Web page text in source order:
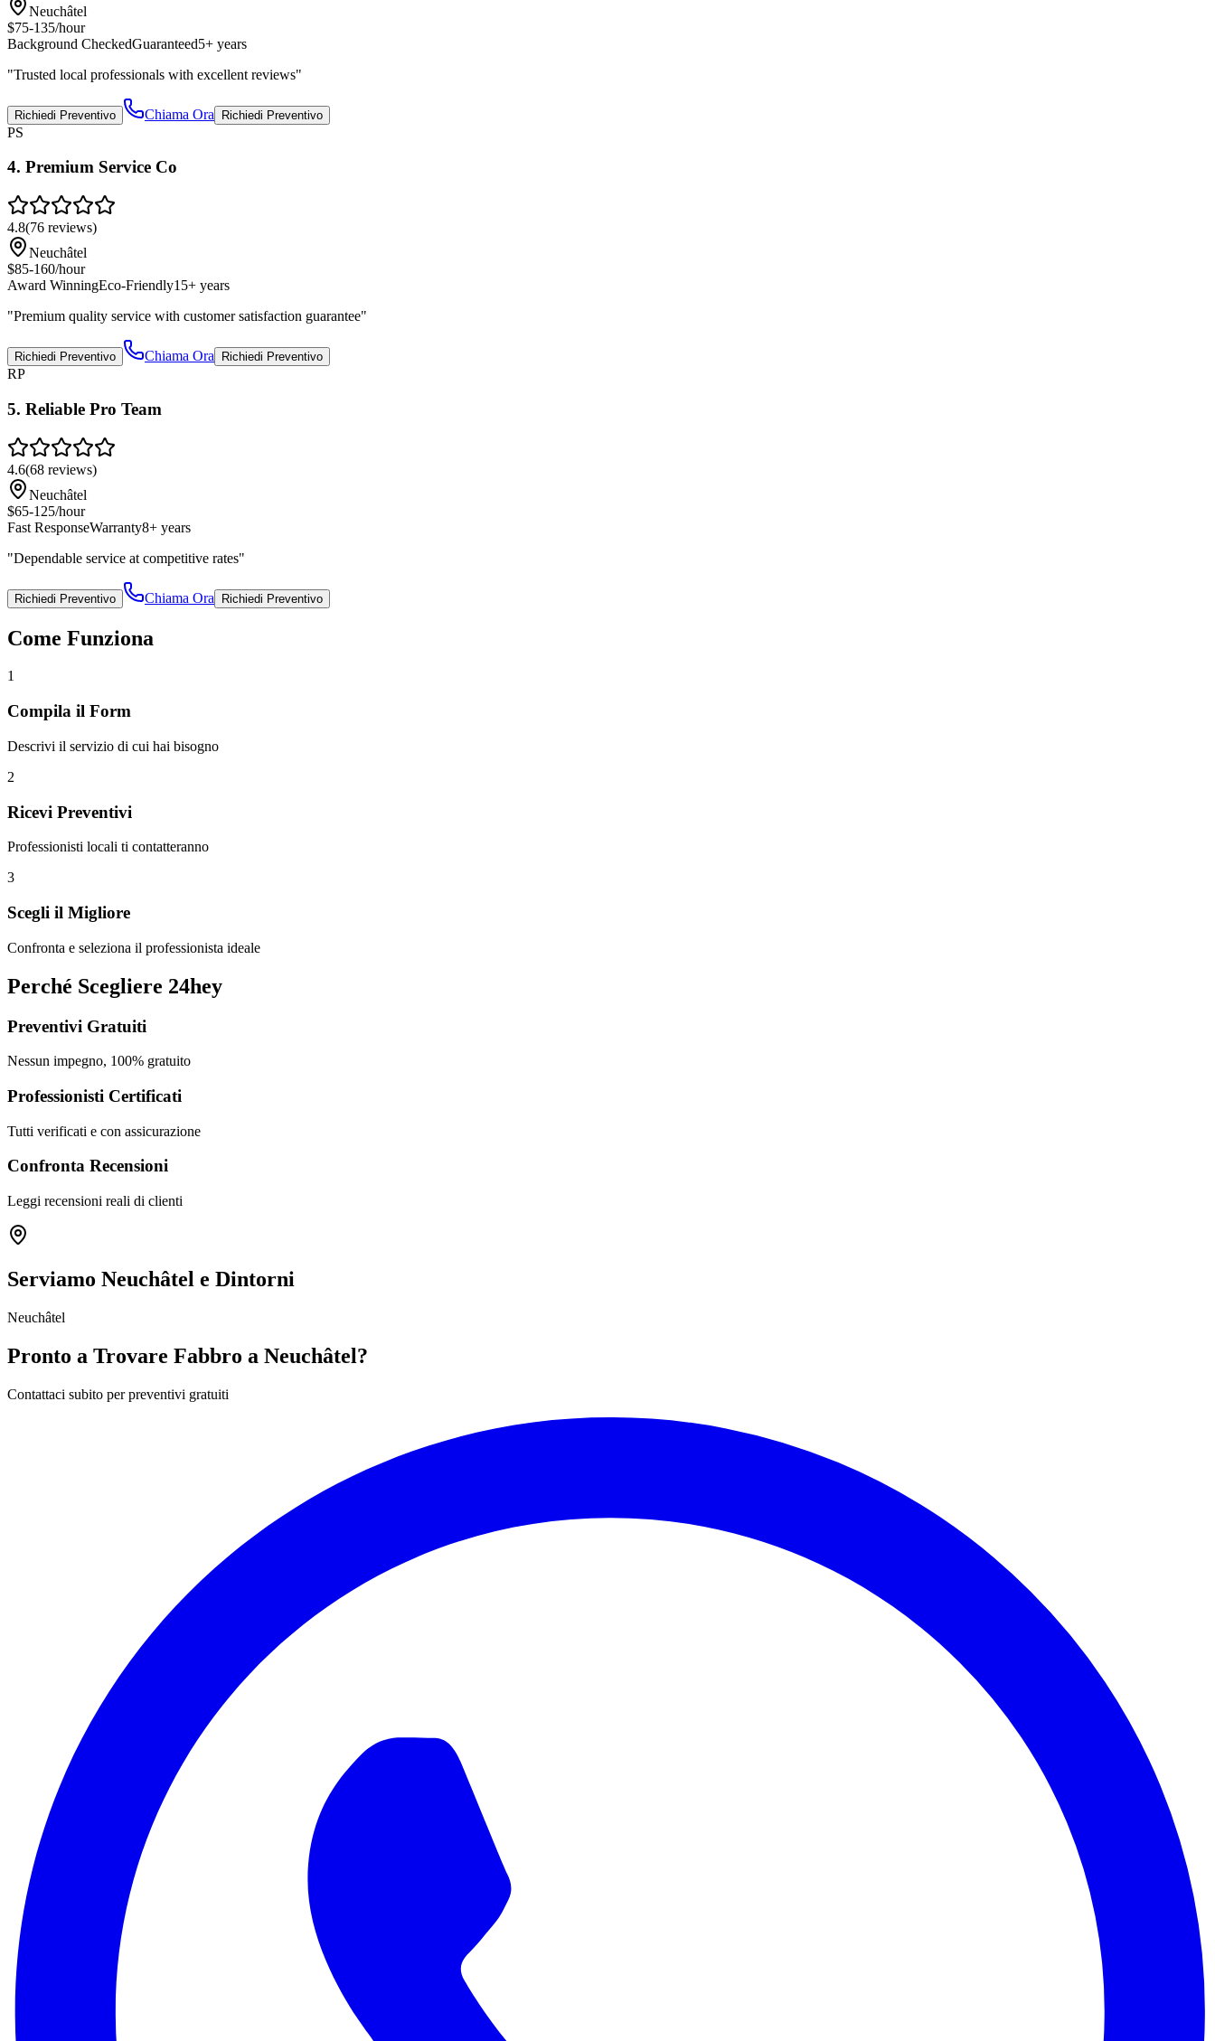
Neuchâtel
$75-135/hour
Background CheckedGuaranteed5+ years
"Trusted local professionals with excellent reviews"
Richiedi Preventivo Chiama Ora Richiedi Preventivo
PS
4. Premium Service Co
4.8(76 reviews)
Neuchâtel
$85-160/hour
Award WinningEco-Friendly15+ years
"Premium quality service with customer satisfaction guarantee"
Richiedi Preventivo Chiama Ora Richiedi Preventivo
RP
5. Reliable Pro Team
4.6(68 reviews)
Neuchâtel
$65-125/hour
Fast ResponseWarranty8+ years
"Dependable service at competitive rates"
Richiedi Preventivo Chiama Ora Richiedi Preventivo
Come Funziona
1
Compila il Form
Descrivi il servizio di cui hai bisogno
2
Ricevi Preventivi
Professionisti locali ti contatteranno
3
Scegli il Migliore
Confronta e seleziona il professionista ideale
Perché Scegliere 24hey
Preventivi Gratuiti
Nessun impegno, 100% gratuito
Professionisti Certificati
Tutti verificati e con assicurazione
Confronta Recensioni
Leggi recensioni reali di clienti
Serviamo Neuchâtel e Dintorni
Neuchâtel
Pronto a Trovare Fabbro a Neuchâtel?
Contattaci subito per preventivi gratuiti